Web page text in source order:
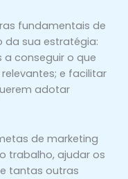
fundamentais de
da sua estratégia:
conseguir o que
e facilitar
adotar
de marketing
trabalho, ajudar os
tantas outras